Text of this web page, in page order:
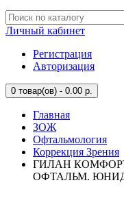
Личный кабинет
Регистрация
Авторизация
0 товар(ов) - 0.00 р.
Главная
ЗОЖ
Офтальмология
Коррекция Зрения
ГИЛАН КОМФОРТ
ОФТАЛЬМ.